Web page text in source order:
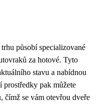
působí specializované
za hotové. Tyto
stavu a nabídnou
prostředky pak můžete
čímž se vám otevřou dveře